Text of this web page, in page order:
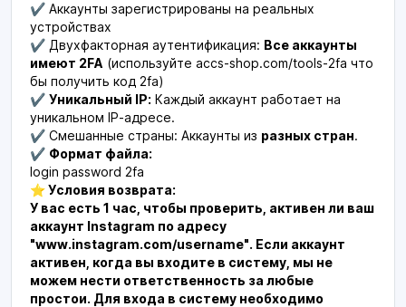
✔️ Аккаунты зарегистрированы на реальных
устройствах
✔️ Двухфакторная аутентификация: Все аккаунты
имеют 2FA (используйте accs-shop.com/tools-2fa что
бы получить код 2fa)
✔️ Уникальный IP: Каждый аккаунт работает на
уникальном IP-адресе.
✔️ Смешанные страны: Аккаунты из разных стран.
✔️ Формат файла:
login password 2fa
⭐ Условия возврата:
У вас есть 1 час, чтобы проверить, активен ли ваш
аккаунт Instagram по адресу
"www.instagram.com/username". Если аккаунт
активен, когда вы входите в систему, мы не
можем нести ответственность за любые
простои. Для входа в систему необходимо